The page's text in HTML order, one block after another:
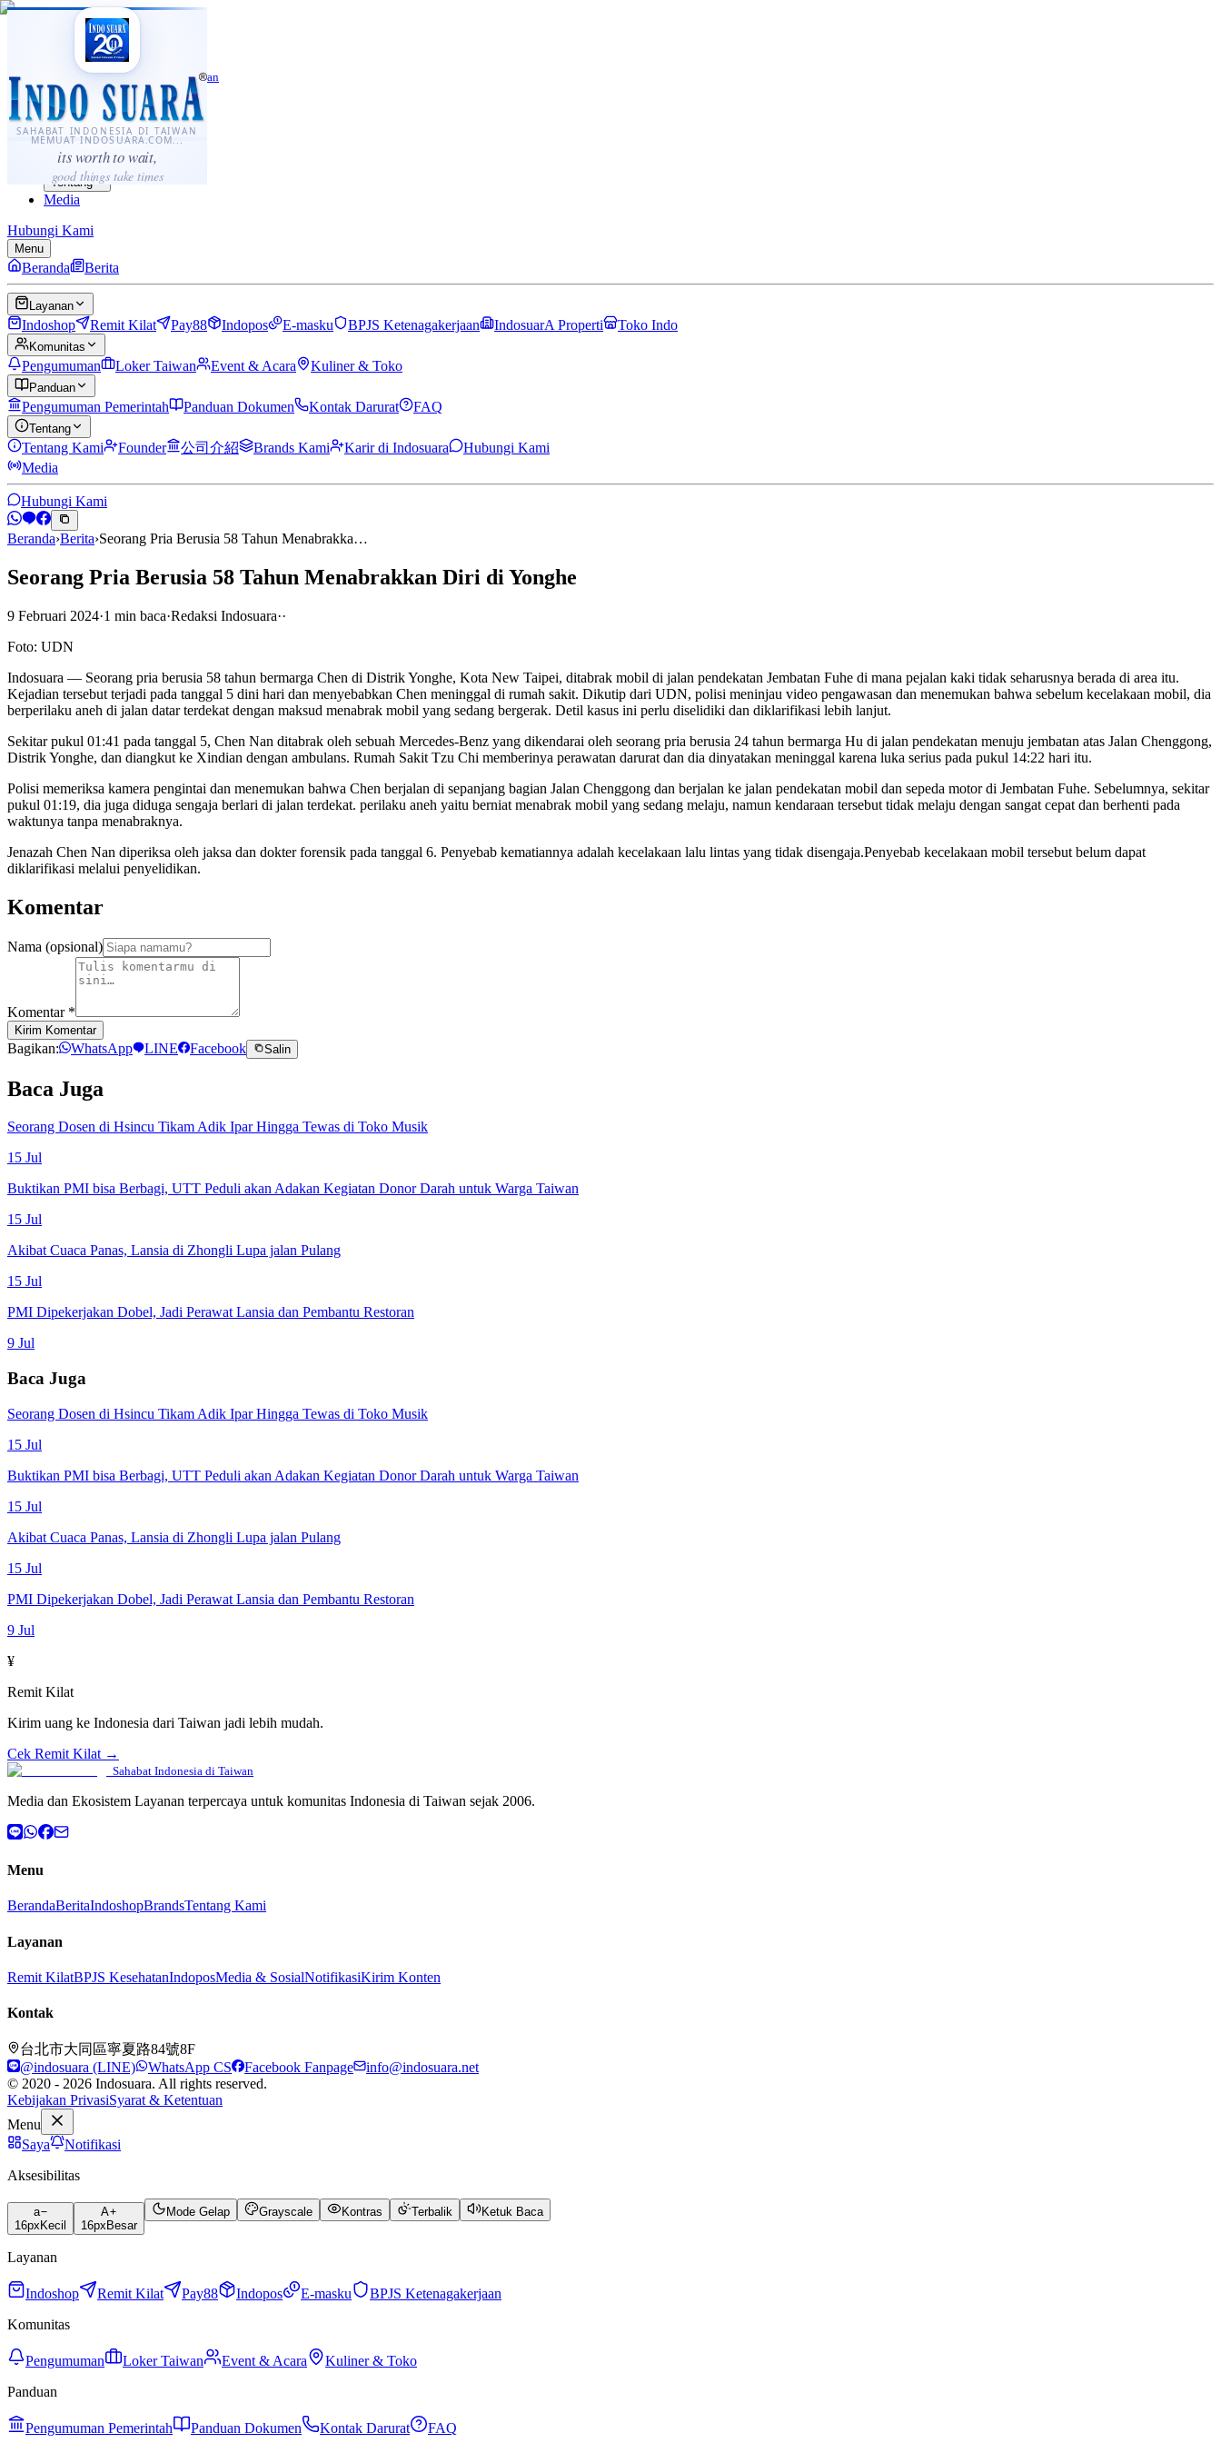
SAHABAT INDONESIA DI TAIWAN
MEMUAT INDOSUARA.COM...
its worth to wait,
good things take times
·...
⌘K
Sahabat Indonesia di Taiwan
Berita
Layanan
Komunitas
Panduan
Tentang
Media
Hubungi Kami
Menu
Beranda Berita
Layanan
Indoshop Remit Kilat Pay88 Indopos E-masku BPJS Ketenagakerjaan IndosuarA Properti Toko Indo
Komunitas
Pengumuman Loker Taiwan Event & Acara Kuliner & Toko
Panduan
Pengumuman Pemerintah Panduan Dokumen Kontak Darurat FAQ
Tentang
Tentang Kami Founder 公司介紹 Brands Kami Karir di Indosuara
Hubungi Kami
Media
Hubungi Kami
Beranda›Berita›Seorang Pria Berusia 58 Tahun Menabrakka…
Seorang Pria Berusia 58 Tahun Menabrakkan Diri di Yonghe
9 Februari 2024·1 min baca·Redaksi Indosuara··
Foto: UDN
Indosuara — Seorang pria berusia 58 tahun bermarga Chen di Distrik Yonghe, Kota New Taipei, ditabrak mobil di jalan pendekatan Jembatan Fuhe di mana pejalan kaki tidak seharusnya berada di area itu.
Kejadian tersebut terjadi pada tanggal 5 dini hari dan menyebabkan Chen meninggal di rumah sakit. Dikutip dari UDN, polisi meninjau video pengawasan dan menemukan bahwa sebelum kecelakaan mobil, dia
berperilaku aneh di jalan datar terdekat dengan maksud menabrak mobil yang sedang bergerak. Detil kasus ini perlu diselidiki dan diklarifikasi lebih lanjut.
Sekitar pukul 01:41 pada tanggal 5, Chen Nan ditabrak oleh sebuah Mercedes-Benz yang dikendarai oleh seorang pria berusia 24 tahun bermarga Hu di jalan pendekatan menuju jembatan atas Jalan Chenggong,
Distrik Yonghe, dan diangkut ke Xindian dengan ambulans. Rumah Sakit Tzu Chi memberinya perawatan darurat dan dia dinyatakan meninggal karena luka serius pada pukul 14:22 hari itu.
Polisi memeriksa kamera pengintai dan menemukan bahwa Chen berjalan di sepanjang bagian Jalan Chenggong dan berjalan ke jalan pendekatan mobil dan sepeda motor di Jembatan Fuhe. Sebelumnya, sekitar
pukul 01:19, dia juga diduga sengaja berlari di jalan terdekat. perilaku aneh yaitu berniat menabrak mobil yang sedang melaju, namun kendaraan tersebut tidak melaju dengan sangat cepat dan berhenti pada
waktunya tanpa menabraknya.
Jenazah Chen Nan diperiksa oleh jaksa dan dokter forensik pada tanggal 6. Penyebab kematiannya adalah kecelakaan lalu lintas yang tidak disengaja.Penyebab kecelakaan mobil tersebut belum dapat
diklarifikasi melalui penyelidikan.
Komentar
Nama (opsional)
Komentar *
Kirim Komentar
Bagikan: WhatsApp LINE Facebook Salin
Baca Juga
Seorang Dosen di Hsincu Tikam Adik Ipar Hingga Tewas di Toko Musik
15 Jul
Buktikan PMI bisa Berbagi, UTT Peduli akan Adakan Kegiatan Donor Darah untuk Warga Taiwan
15 Jul
Akibat Cuaca Panas, Lansia di Zhongli Lupa jalan Pulang
15 Jul
PMI Dipekerjakan Dobel, Jadi Perawat Lansia dan Pembantu Restoran
9 Jul
Baca Juga
Seorang Dosen di Hsincu Tikam Adik Ipar Hingga Tewas di Toko Musik
15 Jul
Buktikan PMI bisa Berbagi, UTT Peduli akan Adakan Kegiatan Donor Darah untuk Warga Taiwan
15 Jul
Akibat Cuaca Panas, Lansia di Zhongli Lupa jalan Pulang
15 Jul
PMI Dipekerjakan Dobel, Jadi Perawat Lansia dan Pembantu Restoran
9 Jul
¥
Remit Kilat
Kirim uang ke Indonesia dari Taiwan jadi lebih mudah.
Cek Remit Kilat →
Sahabat Indonesia di Taiwan
Media dan Ekosistem Layanan terpercaya untuk komunitas Indonesia di Taiwan sejak 2006.
Menu
BerandaBeritaIndoshopBrandsTentang Kami
Layanan
Remit KilatBPJS KesehatanIndoposMedia & SosialNotifikasiKirim Konten
Kontak
台北市大同區寧夏路84號8F
@indosuara (LINE)
WhatsApp CS Facebook Fanpage
info@indosuara.net
© 2020 - 2026 Indosuara. All rights reserved.
Kebijakan PrivasiSyarat & Ketentuan
Menu
Saya
Notifikasi
Aksesibilitas
a
16px Kecil
A
16px Besar
Mode Gelap Grayscale Kontras Terbalik Ketuk Baca
Layanan
Indoshop Remit Kilat Pay88 Indopos E-masku
BPJS Ketenagakerjaan
Komunitas
Pengumuman Loker Taiwan Event & Acara
Kuliner & Toko
Panduan
Pengumuman Pemerintah Panduan Dokumen Kontak Darurat FAQ